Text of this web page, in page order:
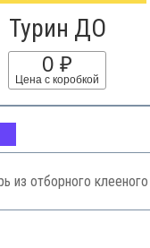
Турин ДО
0 ₽
Цена с коробкой
из отборного